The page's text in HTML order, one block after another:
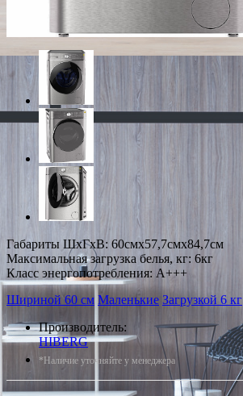
Габариты ШxГxВ: 60смx57,7смx84,7см
Максимальная загрузка белья, кг: 6кг
Класс энергопотребления: A+++
Шириной 60 см Маленькие Загрузкой 6 кг
Производитель:
HIBERG
*Наличие уточняйте у менеджера